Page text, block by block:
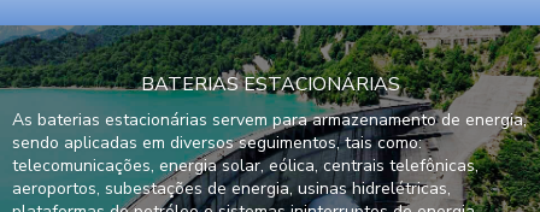
BATERIAS ESTACIONÁRIAS
As baterias estacionárias servem para armazenamento de energia,
sendo aplicadas em diversos seguimentos, tais como:
telecomunicações, energia solar, eólica, centrais telefônicas,
aeroportos, subestações de energia, usinas hidrelétricas,